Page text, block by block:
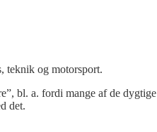
teknik og motorsport.
bl. a. fordi mange af de dygtige
det.